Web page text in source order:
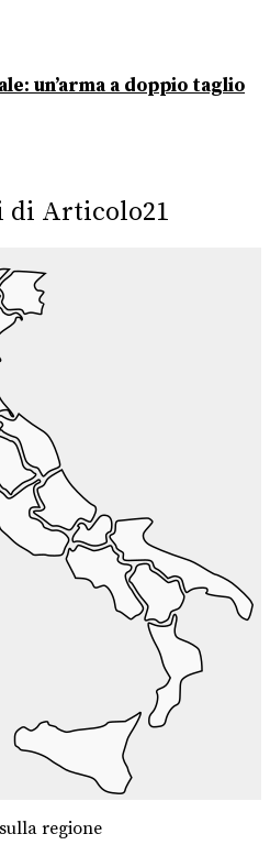
un’arma a doppio taglio
di Articolo21
regione